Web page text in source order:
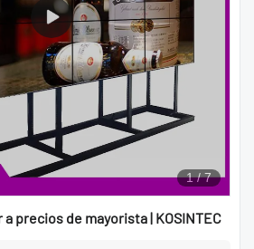
1/7
precios de mayorista | KOSINTEC